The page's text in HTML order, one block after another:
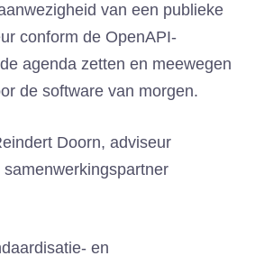
van een publieke
conform de OpenAPI-
agenda zetten en meewegen
de software van morgen.
Doorn, adviseur
samenwerkingspartner
en